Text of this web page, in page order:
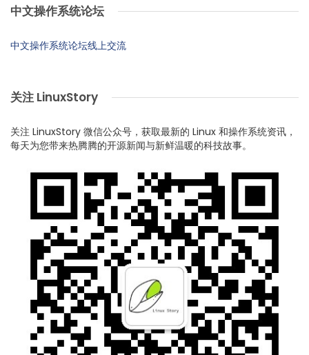
中文操作系统论坛
中文操作系统论坛线上交流
关注 LinuxStory
关注 LinuxStory 微信公众号，获取最新的 Linux 和操作系统资讯，
每天为您带来热腾腾的开源新闻与新鲜温暖的科技故事。